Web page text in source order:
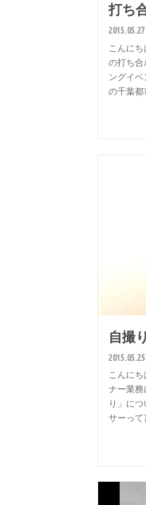
打ち
2015.05.27
こんに
の打ち合
ングイ
の千葉都
自撮
2015.05.25
こんに
ナー業務
り」に
サーって